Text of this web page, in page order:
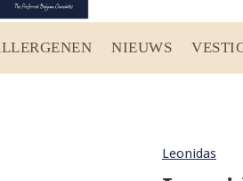
NIEUWS
Leonidas